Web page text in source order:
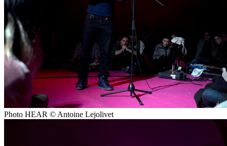
Photo HEAR © Antoine Lejolivet